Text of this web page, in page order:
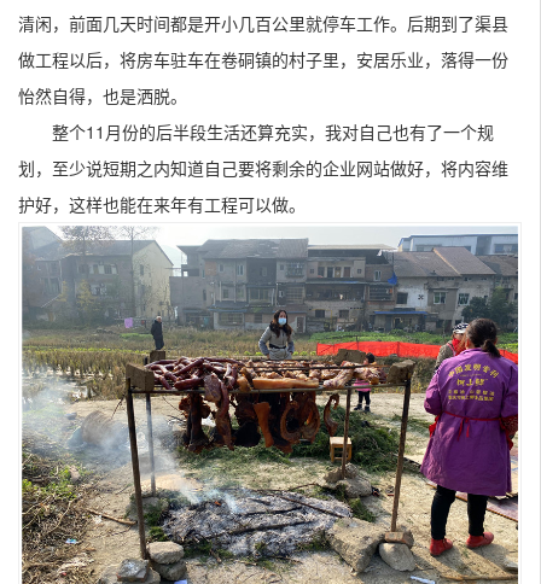
清闲，前面几天时间都是开小几百公里就停车工作。后期到了渠县
做工程以后，将房车驻车在卷硐镇的村子里，安居乐业，落得一份
怡然自得，也是洒脱。
整个11月份的后半段生活还算充实，我对自己也有了一个规
划，至少说短期之内知道自己要将剩余的企业网站做好，将内容维
护好，这样也能在来年有工程可以做。